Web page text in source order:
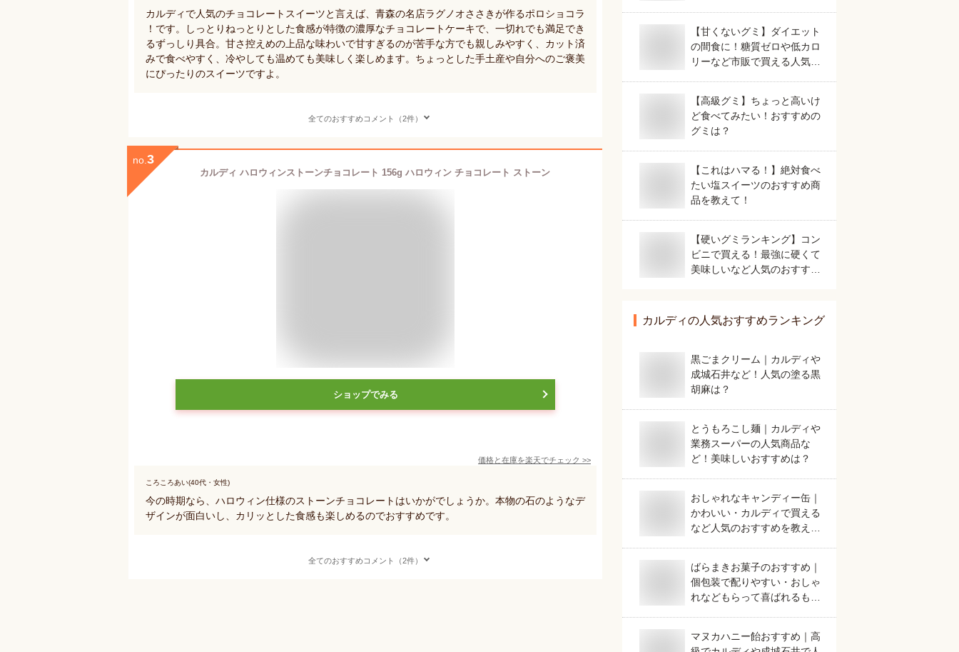
カルディで人気のチョコレートスイーツと言えば、青森の名店ラグノオささきが作るポロショコラ
！です。しっとりねっとりとした食感が特徴の濃厚なチョコレートケーキで、一切れでも満足でき
るずっしり具合。甘さ控えめの上品な味わいで甘すぎるのが苦手な方でも親しみやすく、カット済
みで食べやすく、冷やしても温めても美味しく楽しめます。ちょっとした手土産や自分へのご褒美
にぴったりのスイーツですよ。
全てのおすすめコメント（2件）
no. 3
カルディ ハロウィンストーンチョコレート 156g ハロウィン チョコレート ストーン
ショップでみる
価格と在庫を楽天でチェック >>
ころころあい(40代・女性)
今の時期なら、ハロウィン仕様のストーンチョコレートはいかがでしょうか。本物の石のようなデ
ザインが面白いし、カリッとした食感も楽しめるのでおすすめです。
全てのおすすめコメント（2件）
【甘くないグミ】ダイエット
の間食に！糖質ゼロや低カロ
リーなど市販で買える人気の
【高級グミ】ちょっと高いけ
ど食べてみたい！おすすめの
グミは？
【これはハマる！】絶対食べ
たい塩スイーツのおすすめ商
品を教えて！
【硬いグミランキング】コン
ビニで買える！最強に硬くて
美味しいなど人気のおすすめ
カルディの人気おすすめランキング
黒ごまクリーム｜カルディや
成城石井など！人気の塗る黒
胡麻は？
とうもろこし麺｜カルディや
業務スーパーの人気商品な
ど！美味しいおすすめは？
おしゃれなキャンディー缶｜
かわいい・カルディで買える
など人気のおすすめを教えて
ばらまきお菓子のおすすめ｜
個包装で配りやすい・おしゃ
れなどもらって喜ばれるもの
マヌカハニー飴おすすめ｜高